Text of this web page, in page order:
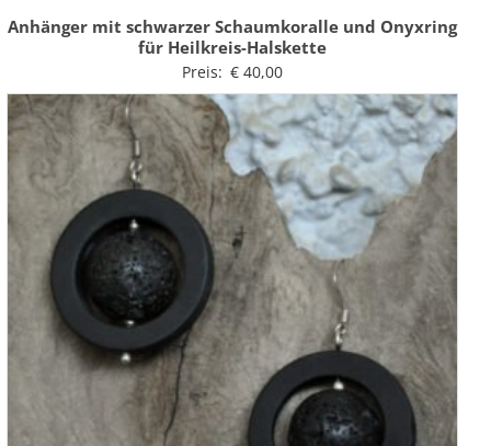
Anhänger mit schwarzer Schaumkoralle und Onyxring
für Heilkreis-Halskette
Preis: €40,00